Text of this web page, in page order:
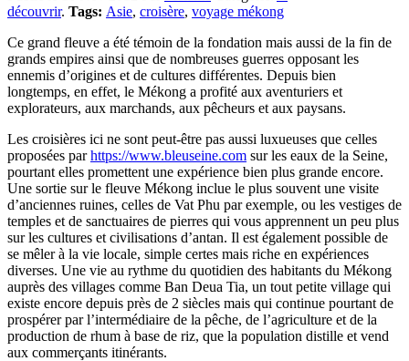
découvrir. Tags: Asie, croisère, voyage mékong
Ce grand fleuve a été témoin de la fondation mais aussi de la fin de
grands empires ainsi que de nombreuses guerres opposant les
ennemis d’origines et de cultures différentes. Depuis bien
longtemps, en effet, le Mékong a profité aux aventuriers et
explorateurs, aux marchands, aux pêcheurs et aux paysans.
Les croisières ici ne sont peut-être pas aussi luxueuses que celles
proposées parhttps://www.bleuseine.com sur les eaux de la Seine,
pourtant elles promettent une expérience bien plus grande encore.
Une sortie sur le fleuve Mékong inclue le plus souvent une visite
d’anciennes ruines, celles de Vat Phu par exemple, ou les vestiges de
temples et de sanctuaires de pierres qui vous apprennent un peu plus
sur les cultures et civilisations d’antan. Il est également possible de
se mêler à la vie locale, simple certes mais riche en expériences
diverses. Une vie au rythme du quotidien des habitants du Mékong
auprès des villages comme Ban Deua Tia, un tout petite village qui
existe encore depuis près de 2 siècles mais qui continue pourtant de
prospérer par l’intermédiaire de la pêche, de l’agriculture et de la
production de rhum à base de riz, que la population distille et vend
aux commerçants itinérants.